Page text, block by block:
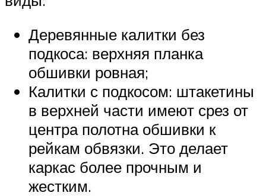
Деревянные калитки без
подкоса: верхняя планка
обшивки ровная;
Калитки с подкосом: штакетины
в верхней части имеют срез от
центра полотна обшивки к
рейкам обвязки. Это делает
каркас более прочным и
жестким.